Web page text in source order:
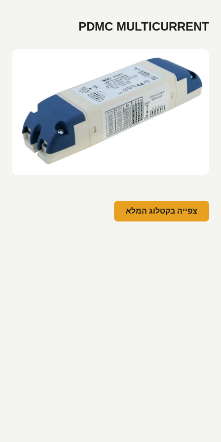
PDMC MULTICURRENT
צפייה בקטלוג המלא